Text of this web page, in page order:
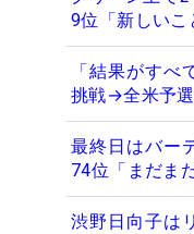
9位「新しいこ
「結果がす
挑戦→全米予
最終日はバー
74位「まだま
渋野日向子は